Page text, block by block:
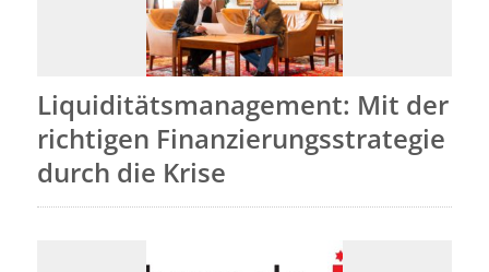
Liquiditätsmanagement: Mit der
richtigen Finanzierungsstrategie
durch die Krise